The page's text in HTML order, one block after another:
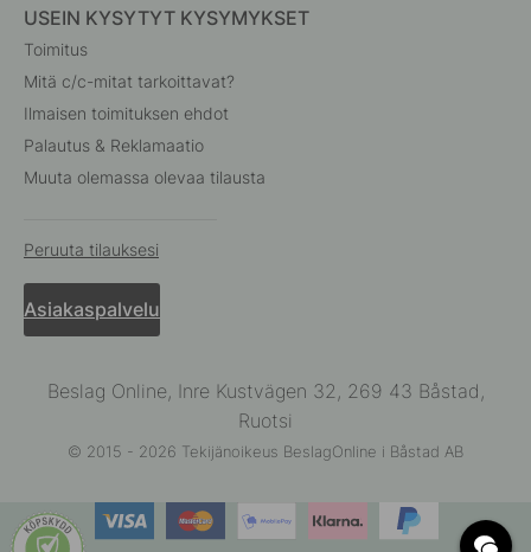
USEIN KYSYTYT KYSYMYKSET
Toimitus
Mitä c/c-mitat tarkoittavat?
Ilmaisen toimituksen ehdot
Palautus & Reklamaatio
Muuta olemassa olevaa tilausta
Peruuta tilauksesi
Asiakaspalvelu
Beslag Online, Inre Kustvägen 32, 269 43 Båstad,
Ruotsi
© 2015 - 2026 Tekijänoikeus BeslagOnline i Båstad AB